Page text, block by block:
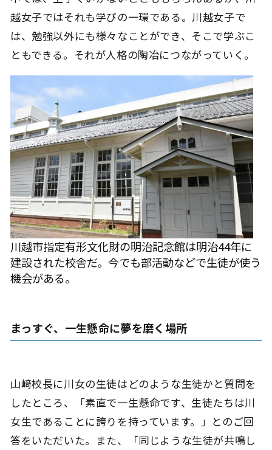
越女子ではそれも学びの一環である。川越女子で
は、勉強以外にも様々なことができ、そこで学ぶこ
ともできる。それが人格の陶冶につながっていく。
川越市指定有形文化財の明治記念館は明治44年に
建設された校舎だ。今でも部活動などで生徒が使う
機会がある。
まっすぐ、一生懸命に夢を磨く場所
山﨑校長に川女の生徒はどのような生徒かと質問を
したところ、「素直で一生懸命です、生徒たちは川
女生であることに誇りを持っています。」とのご回
答をいただいた。また、「同じような生徒が共鳴し